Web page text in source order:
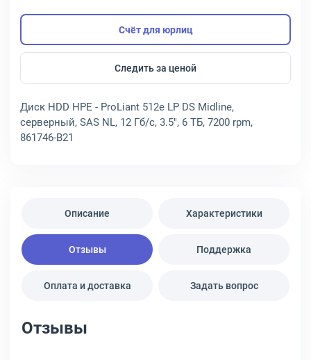
Счёт для юрлиц
Следить за ценой
Диск HDD HPE - ProLiant 512e LP DS Midline,
серверный, SAS NL, 12 Гб/с, 3.5", 6 ТБ, 7200 rpm,
861746-B21
Описание Характеристики
Отзывы Поддержка
Оплата и доставка Задать вопрос
Отзывы